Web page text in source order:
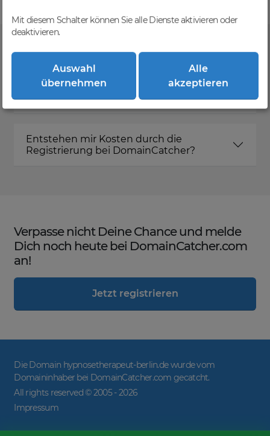
Was ist DomainCatcher?
Entstehen mir Kosten durch die
Registrierung bei DomainCatcher?
Verpasse nicht Deine Chance und melde
Dich noch heute bei DomainCatcher.com
an!
Jetzt registrieren
Die Domain hypnosetherapeut-berlin.de wurde vom
Domaininhaber bei DomainCatcher.com gecatcht.
All rights reserved © 2005 -2026
Impressum
Mit diesem Schalter können Sie alle Dienste aktivieren oder
deaktivieren.
Auswahl
übernehmen
Alle
akzeptieren